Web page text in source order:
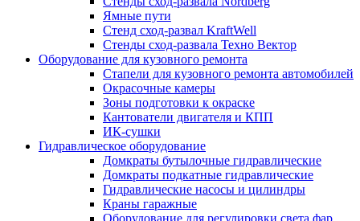
Ямные пути
Стенд сход-развал KraftWell
Стенды сход-развала Техно Вектор
Оборудование для кузовного ремонта
Стапели для кузовного ремонта автомобилей
Окрасочные камеры
Зоны подготовки к окраске
Кантователи двигателя и КПП
ИК-сушки
Гидравлическое оборудование
Домкраты бутылочные гидравлические
Домкраты подкатные гидравлические
Гидравлические насосы и цилиндры
Краны гаражные
Оборудование для регулировки света фар